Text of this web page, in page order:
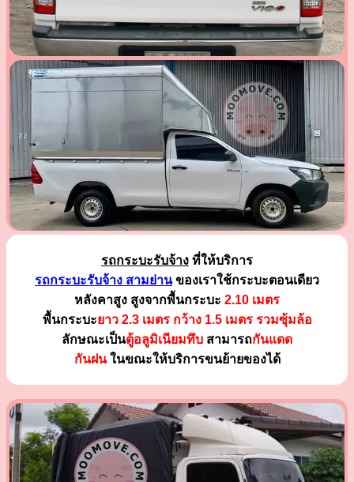
รถกระบะรับจ้าง ที่ให้บริการ
รถกระบะรับจ้าง สามย่านของเราใช้กระบะตอนเดียว
หลังคาสูง สูงจากพื้นกระบะ 2.10 เมตร
พื้นกระบะยาว 2.3 เมตร กว้าง 1.5 เมตร รวมซุ้มล้อ
ลักษณะเป็นตู้อลูมิเนียมทึบ สามารถกันแดด
กันฝนในขณะให้บริการขนย้ายของได้